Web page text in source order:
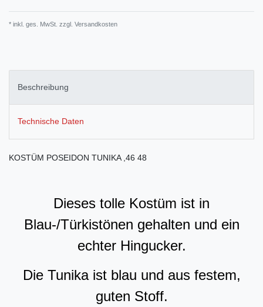
* inkl. ges. MwSt. zzgl. Versandkosten
Beschreibung
Technische Daten
KOSTÜM POSEIDON TUNIKA ,46 48
Dieses tolle Kostüm ist in
Blau-/Türkistönen gehalten und ein
echter Hingucker.
Die Tunika ist blau und aus festem,
guten Stoff.